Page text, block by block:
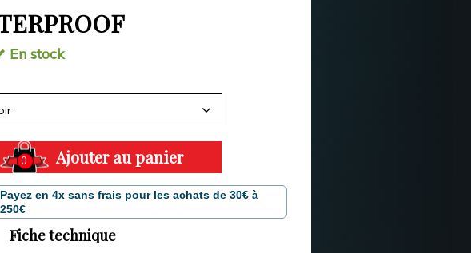
En stock
0 Ajouter au panier
Payez en 4x sans frais pour les achats de 30€ à
250€
Fiche technique